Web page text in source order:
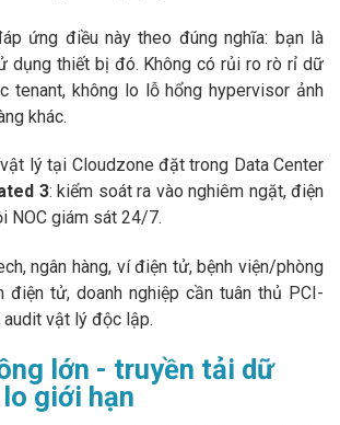
ứng điều này theo đúng nghĩa: bạn là
dụng thiết bị đó. Không có rủi ro rò rỉ dữ
tenant, không lo lỗ hổng hypervisor ảnh
khác.
lý tại Cloudzone đặt trong Data Center
3: kiểm soát ra vào nghiêm ngặt, điện
NOC giám sát 24/7.
ngân hàng, ví điện tử, bệnh viện/phòng
điện tử, doanh nghiệp cần tuân thủ PCI-
audit vật lý độc lập.
lớn - truyền tải dữ
giới hạn